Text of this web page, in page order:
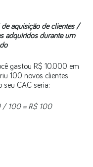
aquisição de clientes /
adquiridos durante um
gastou R$ 10.000 em
100 novos clientes
seu CAC seria:
/ 100 = R$ 100